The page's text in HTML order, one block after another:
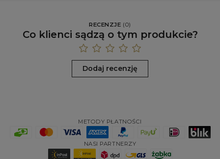
RECENZJE (0)
Co klienci sądzą o tym produkcie?
Dodaj recenzję
METODY PŁATNOŚCI
NASI PARTNERZY